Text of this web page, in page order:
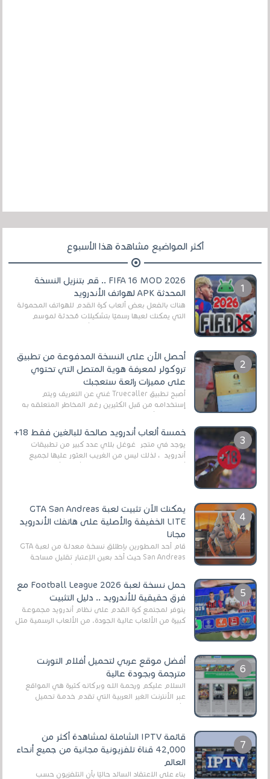
أكثر المواضيع مشاهدة هذا الأسبوع
FIFA 16 MOD 2026 .. قم بتنزيل النسخة
المحدثة APK لهواتف الأندرويد
هناك بالفعل بعض ألعاب كرة القدم للهواتف المحمولة
التي يمكنك لعبها رسميًا بتشكيلات مُحدثة لموسم
أحصل الآن على النسخة المدفوعة من تطبيق
تروكولر لمعرفة هوية المتصل التي تحتوي
على مميزات رائعة ستعجبك
أصبح تطبيق Truecaller غني عن التعريف ويتم
إستخدامه من قبل الكثيرين رغم المخاطر المتعلقه به
خمسة ألعاب أندرويد صالحة للبالغين فقط 18+
يوجد في متجر غوغل بلاي عدد كبير من تطبيقات
أندرويد ، لذلك ليس من الغريب العثور عليها لجميع
يمكنك الآن تثبيت لعبة GTA San Andreas
LITE الخفيفة والأصلية على هاتفك الأندرويد
مجانا
قام أحد المطورين بإطلاق نسخة معدلة من لعبة GTA
San Andreas حيث أخد بعين الإعتبار تقليل مساحة
حمل نسخة لعبة Football League 2026 مع
فرق حقيقية للأندرويد .. دليل التثبيت
يتوفر لمجتمع كرة القدم على نظام أندرويد مجموعة
كبيرة من الألعاب عالية الجودة. من الألعاب الرسمية مثل
أفضل موقع عربي لتحميل أفلام التورنت
مترجمة وبجودة عالية
السلام عليكم ورحمة الله وبركاته كثيرة هي المواقع
عبر الأنترنت الغير العربية التي تقدم خدمة تحميل
الأفلام على التورنت ، ومعظم هذه المواقع ل...
قائمة IPTV الشاملة لمشاهدة أكثر من
42,000 قناة تلفزيونية مجانية من جميع أنحاء
العالم
بناءً على الاعتقاد السائد حاليًا بأن التلفزيون حسب